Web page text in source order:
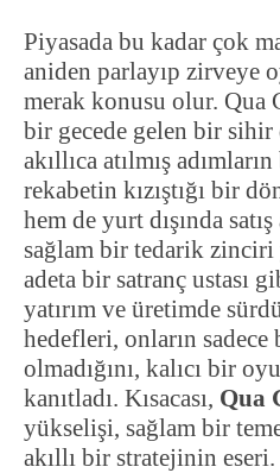
Piyasada bu kadar çok
aniden parlayıp zirveye
merak konusu olur. Qua
bir gecede gelen bir
akıllıca atılmış
rekabetin kızıştığı bir
hem de yurt dışında
sağlam bir tedarik
adeta bir satranç ustası
yatırım ve üretimde
hedefleri, onların
olmadığını, kalıcı bir
kanıtladı. Kısacası, Qua
yükselişi, sağlam bir
akıllı bir stratejinin eseri.